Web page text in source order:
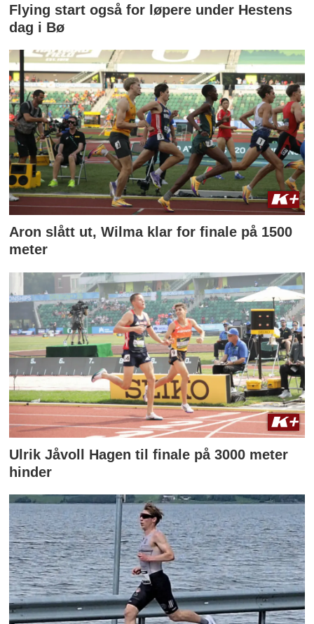
Flying start også for løpere under Hestens
dag i Bø
Aron slått ut, Wilma klar for finale på 1500
meter
Ulrik Jåvoll Hagen til finale på 3000 meter
hinder